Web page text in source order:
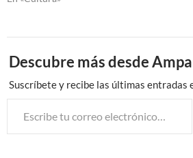
Descubre más desde
Suscríbete y recibe las últimas entradas
Escribe tu correo electrónico…